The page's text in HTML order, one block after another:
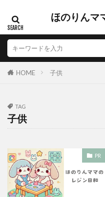
ほのりんマ
HOME 子供
TAG
子供
PR